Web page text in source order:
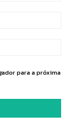
para a próxima